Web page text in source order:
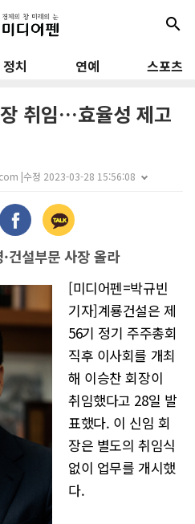
search
정치 연예 스포츠
취임…효율성 제고
|수정 2023-03-28 15:56:08
건설부문 사장 올라
[미디어펜=박규빈
기자]계룡건설은 제
56기 정기 주주총회
직후 이사회를 개최
해 이승찬 회장이
취임했다고 28일 발
표했다. 이 신임 회
장은 별도의 취임식
없이 업무를 개시했
다.